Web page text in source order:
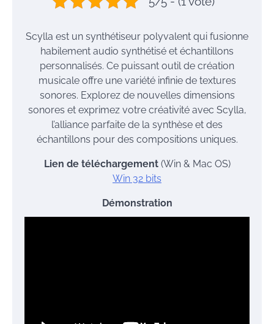
Scylla est un synthétiseur polyvalent qui fusionne
habilement audio synthétisé et échantillons
personnalisés. Ce puissant outil de création
musicale offre une variété infinie de textures
sonores. Explorez de nouvelles dimensions
sonores et exprimez votre créativité avec Scylla,
l’alliance parfaite de la synthèse et des
échantillons pour des compositions uniques.
Lien de téléchargement(Win & Mac OS)
Win 32 bits
Démonstration